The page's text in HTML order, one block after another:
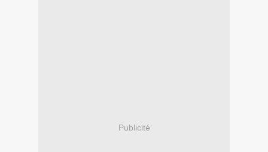
Publicité